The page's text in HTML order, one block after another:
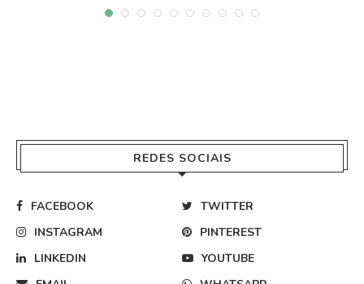
REDES SOCIAIS
FACEBOOK
TWITTER
INSTAGRAM
PINTEREST
LINKEDIN
YOUTUBE